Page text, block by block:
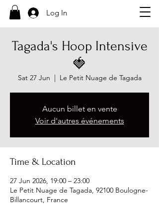
Log In
Tagada's Hoop Intensive
🍓
Sat 27 Jun
  |
Le Petit Nuage de Tagada
Aucun billet en vente
Voir d'autres événements
Time & Location
27 Jun 2026, 19:00 – 23:00
Le Petit Nuage de Tagada, 92100 Boulogne-
Billancourt, France